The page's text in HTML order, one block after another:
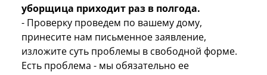
уборщица приходит раз в полгода.
- Проверку проведем по вашему дому,
принесите нам письменное заявление,
изложите суть проблемы в свободной форме.
Есть проблема - мы обязательно ее